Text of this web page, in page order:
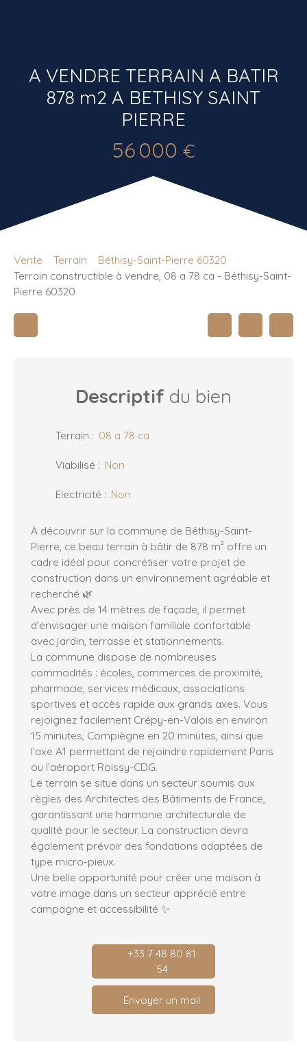
A VENDRE TERRAIN A BATIR
878 m2 A BETHISY SAINT
PIERRE
56 000 €
Vente Terrain
Béthisy-Saint-Pierre 60320
Terrain constructible à vendre, 08 a 78 ca - Béthisy-Saint-
Pierre 60320
Descriptif du bien
Terrain : 08 a 78 ca
Viabilisé : Non
Electricité : Non
À découvrir sur la commune de Béthisy-Saint-
Pierre, ce beau terrain à bâtir de 878 m² offre un
cadre idéal pour concrétiser votre projet de
construction dans un environnement agréable et
recherché 🌿
Avec près de 14 mètres de façade, il permet
d’envisager une maison familiale confortable
avec jardin, terrasse et stationnements.
La commune dispose de nombreuses
commodités : écoles, commerces de proximité,
pharmacie, services médicaux, associations
sportives et accès rapide aux grands axes. Vous
rejoignez facilement Crépy-en-Valois en environ
15 minutes, Compiègne en 20 minutes, ainsi que
l’axe A1 permettant de rejoindre rapidement Paris
ou l’aéroport Roissy-CDG.
Le terrain se situe dans un secteur soumis aux
règles des Architectes des Bâtiments de France,
garantissant une harmonie architecturale de
qualité pour le secteur. La construction devra
également prévoir des fondations adaptées de
type micro-pieux.
Une belle opportunité pour créer une maison à
votre image dans un secteur apprécié entre
campagne et accessibilité ✨
+33 7 48 80 81
54
Envoyer un mail